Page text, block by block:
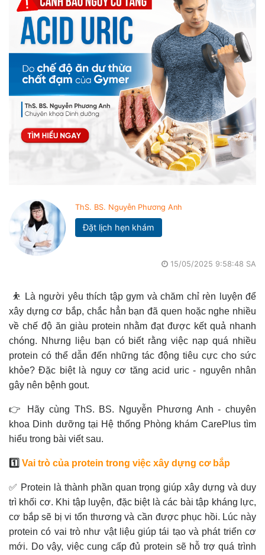
ThS. BS. Nguyễn Phương Anh
Đặt lịch hẹn khám
15/05/2025 9:58:48 SA
⛹️ Là người yêu thích tập gym và chăm chỉ rèn luyện để
xây dựng cơ bắp, chắc hẳn bạn đã quen hoặc nghe nhiều
về chế độ ăn giàu protein nhằm đạt được kết quả nhanh
chóng. Nhưng liệu bạn có biết rằng việc nạp quá nhiều
protein có thể dẫn đến những tác động tiêu cực cho sức
khỏe? Đặc biệt là nguy cơ tăng acid uric - nguyên nhân
gây nên bệnh gout.
👉 Hãy cùng ThS. BS. Nguyễn Phương Anh - chuyên
khoa Dinh dưỡng tại Hệ thống Phòng khám CarePlus tìm
hiểu trong bài viết sau.
1️⃣ Vai trò của protein trong việc xây dựng cơ bắp
✅ Protein là thành phần quan trọng giúp xây dựng và duy
trì khối cơ. Khi tập luyện, đặc biệt là các bài tập kháng lực,
cơ bắp sẽ bị vi tổn thương và cần được phục hồi. Lúc này
protein có vai trò như vật liệu giúp tái tạo và phát triển cơ
mới. Do vậy, việc cung cấp đủ protein sẽ hỗ trợ quá trình